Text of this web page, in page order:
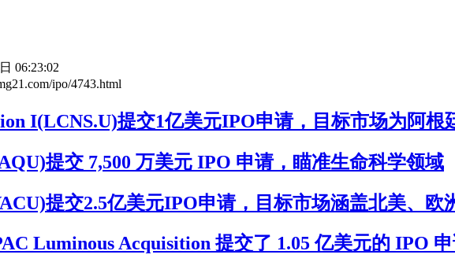
06:23:02
ipo/4743.html
I(LCNS.U)提交1亿美元IPO申请，目标市场为阿根
提交 7,500 万美元 IPO 申请，瞄准生命科学领域
提交2.5亿美元IPO申请，目标市场涵盖北美、欧
Luminous Acquisition 提交了 1.05 亿美元的 IPO